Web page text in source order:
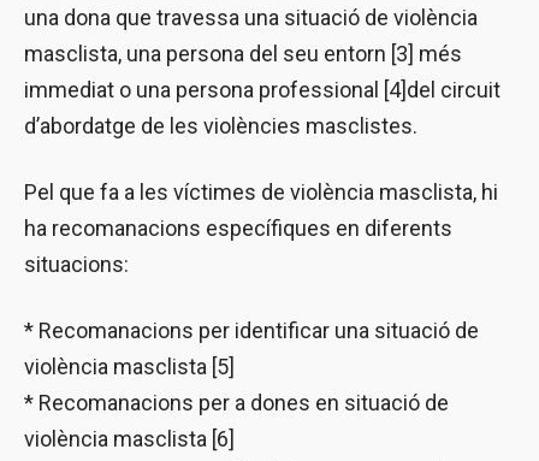
una dona que travessa una situació de violència
masclista, una persona del seu entorn [3] més
immediat o una persona professional [4]del circuit
d’abordatge de les violències masclistes.
Pel que fa a les víctimes de violència masclista, hi
ha recomanacions específiques en diferents
situacions:
* Recomanacions per identificar una situació de
violència masclista [5]
* Recomanacions per a dones en situació de
violència masclista [6]